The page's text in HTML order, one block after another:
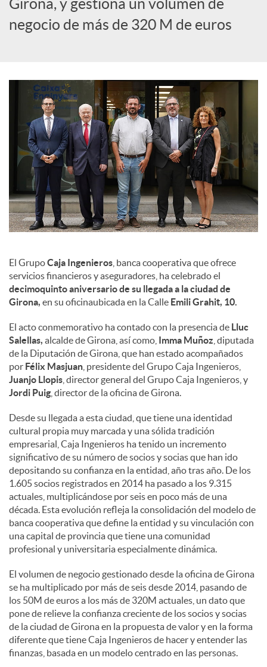
c
e
s
Girona, y gestiona un volumen de
negocio de más de 320 M de euros
El GrupoCaja Ingenieros , banca cooperativa que ofrece
servicios financieros y aseguradores, ha celebrado el
decimoquinto aniversario de su llegada a la ciudad de
Girona, en su oficinaubicada en la Calle Emili Grahit, 10.
El acto conmemorativo ha contado con la presencia de Lluc
Salellas, alcalde de Girona, así como, Imma Muñoz , diputada
de la Diputación de Girona, que han estado acompañados
por Félix Masjuan , presidente del Grupo Caja Ingenieros,
Juanjo Llopis , director general del Grupo Caja Ingenieros, y
Jordi Puig , director de la oficina de Girona.
Desde su llegada a esta ciudad, que tiene una identidad
cultural propia muy marcada y una sólida tradición
empresarial, Caja Ingenieros ha tenido un incremento
significativo de su número de socios y socias que han ido
depositando su confianza en la entidad, año tras año. De los
1.605 socios registrados en 2014 ha pasado a los 9.315
actuales, multiplicándose por seis en poco más de una
década. Esta evolución refleja la consolidación del modelo de
banca cooperativa que define la entidad y su vinculación con
una capital de provincia que tiene una comunidad
profesional y universitaria especialmente dinámica.
El volumen de negocio gestionado desde la oficina de Girona
se ha multiplicado por más de seis desde 2014, pasando de
los 50M de euros a los más de 320M actuales, un dato que
pone de relieve la confianza creciente de los socios y socias
de la ciudad de Girona en la propuesta de valor y en la forma
diferente que tiene Caja Ingenieros de hacer y entender las
finanzas, basada en un modelo centrado en las personas.